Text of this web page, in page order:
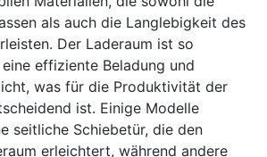
als auch die Langlebigkeit des
Der Laderaum ist so
effiziente Beladung und
was für die Produktivität der
ist. Einige Modelle
seitliche Schiebetür, die den
erleichtert, während andere